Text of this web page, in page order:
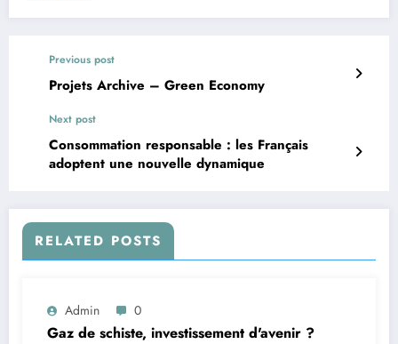
Previous post
Projets Archive – Green Economy
Next post
Consommation responsable : les Français
adoptent une nouvelle dynamique
RELATED POSTS
Admin 0
Gaz de schiste, investissement d'avenir ?